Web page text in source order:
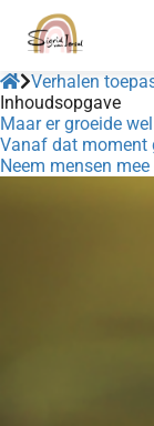
Verhalen
Inhoudsopgave
Maar er groeide
Vanaf dat moment
Neem mensen